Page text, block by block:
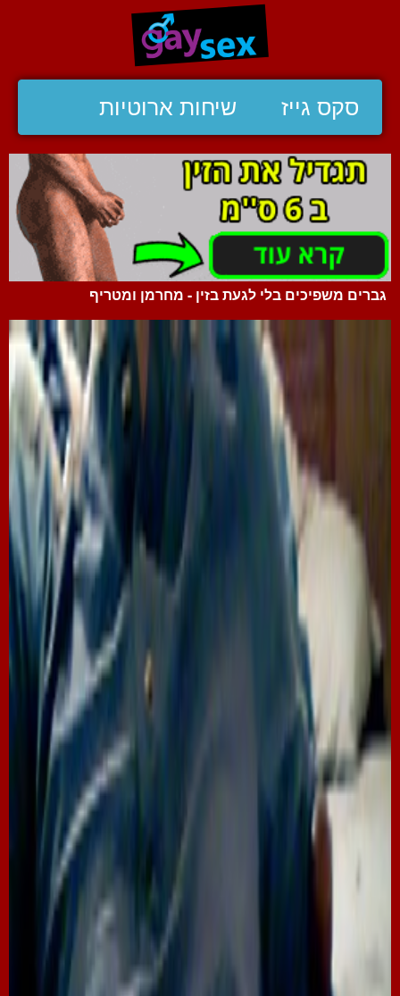
סקס גייז שיחות ארוטיות
גברים משפיכים בלי לגעת בזין - מחרמן ומטריף